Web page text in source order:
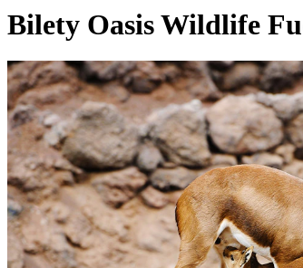
Bilety Oasis Wildlife